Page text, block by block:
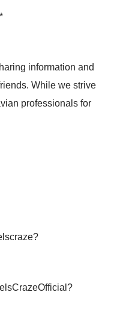
information and
While we strive
professionals for